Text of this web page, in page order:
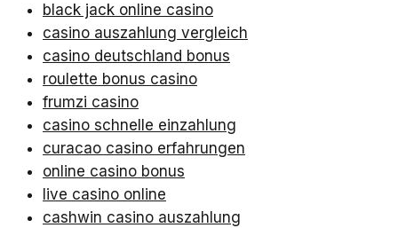
black jack online casino
casino auszahlung vergleich
casino deutschland bonus
roulette bonus casino
frumzi casino
casino schnelle einzahlung
curacao casino erfahrungen
online casino bonus
live casino online
cashwin casino auszahlung